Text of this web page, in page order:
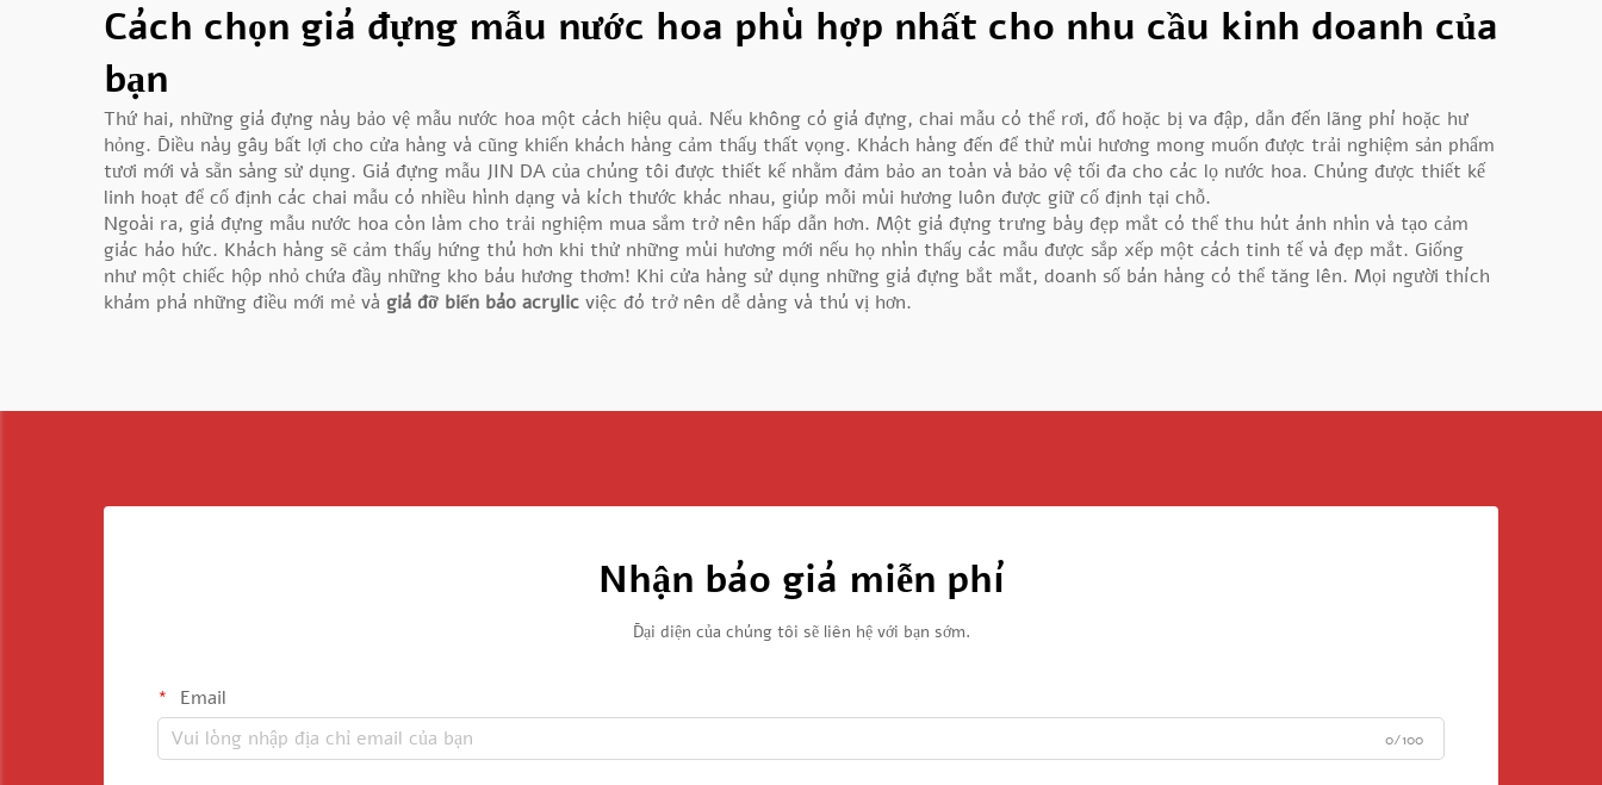
Cách chọn giá đựng mẫu nước hoa phù hợp nhất cho nhu cầu kinh doanh của
bạn
Thứ hai, những giá đựng này bảo vệ mẫu nước hoa một cách hiệu quả. Nếu không có giá đựng, chai mẫu có thể rơi, đổ hoặc bị va đập, dẫn đến lãng phí hoặc hư
hỏng. Điều này gây bất lợi cho cửa hàng và cũng khiến khách hàng cảm thấy thất vọng. Khách hàng đến để thử mùi hương mong muốn được trải nghiệm sản phẩm
tươi mới và sẵn sàng sử dụng. Giá đựng mẫu JIN DA của chúng tôi được thiết kế nhằm đảm bảo an toàn và bảo vệ tối đa cho các lọ nước hoa. Chúng được thiết kế
linh hoạt để cố định các chai mẫu có nhiều hình dạng và kích thước khác nhau, giúp mỗi mùi hương luôn được giữ cố định tại chỗ.
Ngoài ra, giá đựng mẫu nước hoa còn làm cho trải nghiệm mua sắm trở nên hấp dẫn hơn. Một giá đựng trưng bày đẹp mắt có thể thu hút ánh nhìn và tạo cảm
giác háo hức. Khách hàng sẽ cảm thấy hứng thú hơn khi thử những mùi hương mới nếu họ nhìn thấy các mẫu được sắp xếp một cách tinh tế và đẹp mắt. Giống
như một chiếc hộp nhỏ chứa đầy những kho báu hương thơm! Khi cửa hàng sử dụng những giá đựng bắt mắt, doanh số bán hàng có thể tăng lên. Mọi người thích
khám phá những điều mới mẻ và giá đỡ biển báo acrylic việc đó trở nên dễ dàng và thú vị hơn.
Nhận báo giá miễn phí
Đại diện của chúng tôi sẽ liên hệ với bạn sớm.
Email
0/100